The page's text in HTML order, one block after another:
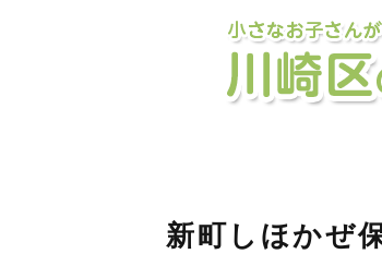
新町しほかぜ